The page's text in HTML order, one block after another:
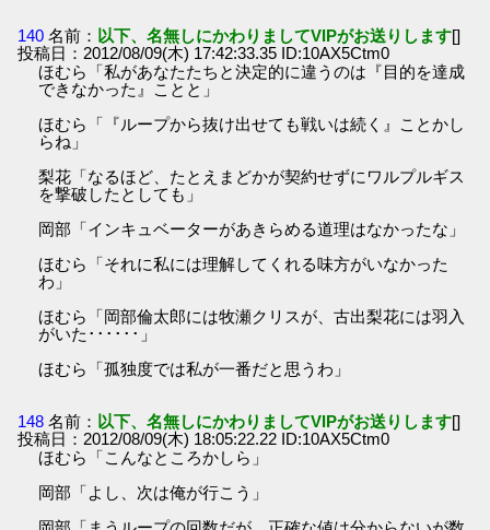
140 名前： 以下、名無しにかわりましてVIPがお送りします[]
投稿日：2012/08/09(木) 17:42:33.35 ID:10AX5Ctm0
ほむら「私があなたたちと決定的に違うのは『目的を達成
できなかった』ことと」
ほむら「『ループから抜け出せても戦いは続く』ことかし
らね」
梨花「なるほど、たとえまどかが契約せずにワルプルギス
を撃破したとしても」
岡部「インキュベーターがあきらめる道理はなかったな」
ほむら「それに私には理解してくれる味方がいなかった
わ」
ほむら「岡部倫太郎には牧瀬クリスが、古出梨花には羽入
がいた･･････」
ほむら「孤独度では私が一番だと思うわ」
148 名前： 以下、名無しにかわりましてVIPがお送りします[]
投稿日：2012/08/09(木) 18:05:22.22 ID:10AX5Ctm0
ほむら「こんなところかしら」
岡部「よし、次は俺が行こう」